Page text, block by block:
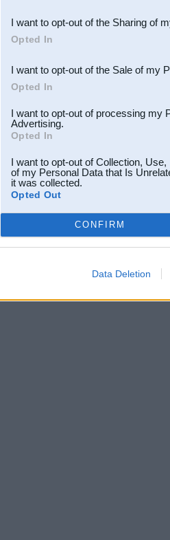
Downstream Participants
third parties.
I want to opt-out of the Sharing of
Opted In
I want to opt-out of the Sale of my
Opted In
I want to opt-out of processing my
Advertising.
Opted In
I want to opt-out of Collection,
of my Personal Data that Is
it was collected.
Opted Out
CONFIRM
Data Deletion